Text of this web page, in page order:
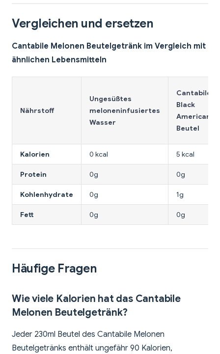
Vergleichen und ersetzen
Cantabile Melonen Beutelgetränk im Vergleich mit
ähnlichen Lebensmitteln
Nährstoff
Ungesüßtes
meloneninfusiertes
Wasser
Cantabile
Black
Americano
Beutel
Kalorien 0 kcal 5 kcal
Protein 0g 0g
Kohlenhydrate 0g 1g
Fett 0g 0g
Häufige Fragen
Wie viele Kalorien hat das Cantabile
Melonen Beutelgetränk?
Jeder 230ml Beutel des Cantabile Melonen
Beutelgetränks enthält ungefähr 90 Kalorien,